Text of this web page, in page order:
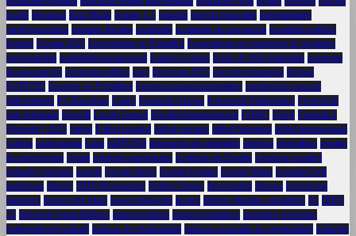
israelí elegancia Elon Musk empate 1-1 empatía energía renovable enfermedades
cardiovasculares entradas Rosalía escándalo escándalo de corrupción escándalo político
España España 2025 Especialistas en Portátiles Especialistas en reparación de portátiles
espiritualidad estabilidad institucional Estados Unidos Estilo de Vida Saludable estrategia
de negociación estrategia política euro Eurocopa 2025 eurocopa femenina Europa
EURUSD Expertos en Portátliles Expertosreparacionportátiles exploración espacial
fallecimiento FC Barcelona Feijóo Fernando Alonso Ferrocarril Subterráneo Festival de
San Sebastián firewall Fiscal General Fiscalía Anticorrupción FOMC Forex Fórmula 1
Fórmula 1 2025 fútbol Fútbol español fútbol europeo fútbol femenino fútbol internacional
Galicia gastronomía Gaza GBPUSD generación de contenido genética geopolítica gestión
de emergencias Gmail gobierno autonómico Gobierno de España Gobierno español
goleador veterano google Google Drive Google Gemini Google Maps Guardia Civil
hambruna Hamás HDD Regenerator Helena Jubany hipocondría historia historia del
flamenco historia del islam hogar inteligente humor hábitos digitales saludables IA IBEX
35 Iglesia de Santa Bárbara imagen pública impacto mediático incendios forestales
independencia judicial indicios de criminalidad indicios racionales de criminalidad inflación